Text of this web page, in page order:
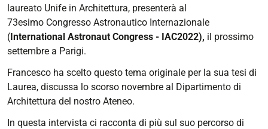
laureato Unife in Architettura, presenterà al
73esimo Congresso Astronautico Internazionale
(International Astronaut Congress - IAC2022), il prossimo
settembre a Parigi.
Francesco ha scelto questo tema originale per la sua tesi di
Laurea, discussa lo scorso novembre al Dipartimento di
Architettura del nostro Ateneo.
In questa intervista ci racconta di più sul suo percorso di